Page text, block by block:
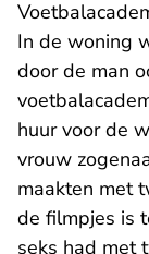
In de woning
door de man
huur voor de
vrouw
maakten met
de filmpjes is
seks had met